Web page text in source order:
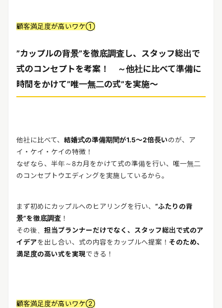
顧客満足度が高いワケ①
”カップルの背景”を徹底調査し、スタッフ総出で
式のコンセプトを考案！ ～他社に比べて準備に
時間をかけて”唯一無二の式”を実施～
他社に比べて、 結婚式の準備期間が1.5～2倍長いのが、ア
イ・ケイ・ケイの特徴！
なぜなら、半年～8カ月をかけて式の準備を行い、唯一無二
のコンセプトウエディングを実施しているから。
まず初めにカップルへのヒアリングを行い、 “ふたりの背
景”を徹底調査 ！
その後、 担当プランナーだけでなく、スタッフ総出で式のア
イデアを出し合い、式の内容をカップルへ提案！ そのため、
満足度の高い式を実現できる！
顧客満足度が高いワケ②